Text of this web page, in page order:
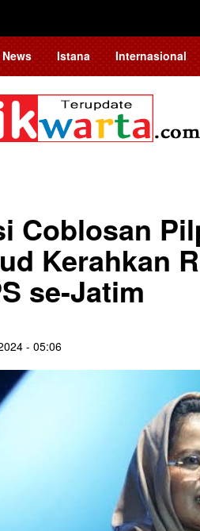
News Istana Internasional
Coblosan
Kerahkan
se-Jatim
- 05:06